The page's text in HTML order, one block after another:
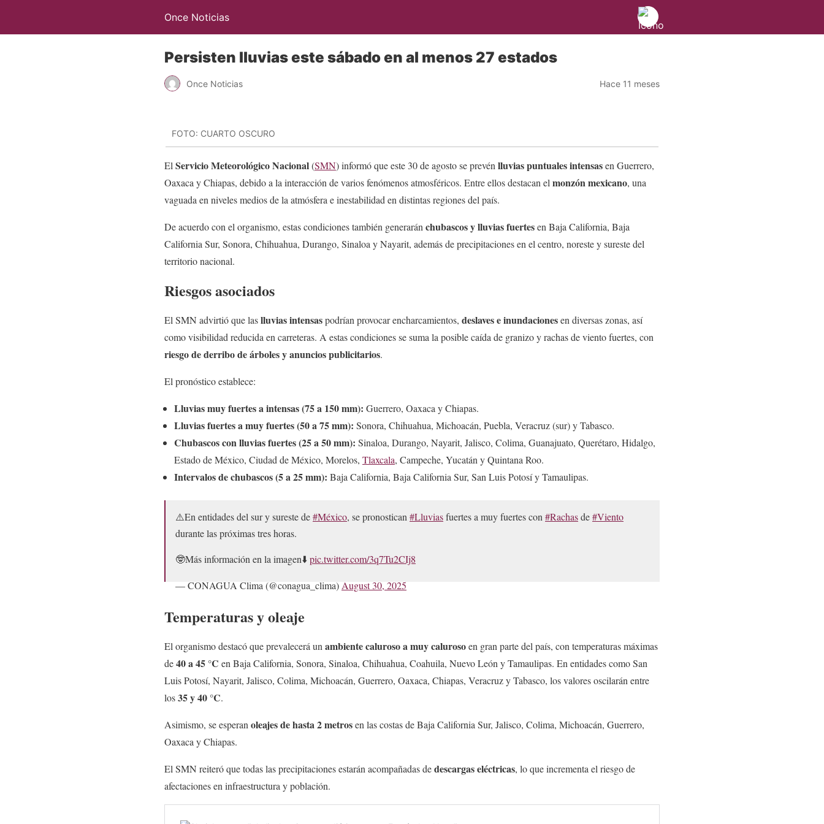
Once Noticias
Persisten lluvias este sábado en al menos 27 estados
Once Noticias Hace 11 meses
FOTO: CUARTO OSCURO
El Servicio Meteorológico Nacional(SMN) informó que este 30 de agosto se prevén lluvias puntuales intensasen Guerrero,
Oaxaca y Chiapas, debido a la interacción de varios fenómenos atmosféricos. Entre ellos destacan el monzón mexicano, una
vaguada en niveles medios de la atmósfera e inestabilidad en distintas regiones del país.
De acuerdo con el organismo, estas condiciones también generarán chubascos y lluvias fuertesen Baja California, Baja
California Sur, Sonora, Chihuahua, Durango, Sinaloa y Nayarit, además de precipitaciones en el centro, noreste y sureste del
territorio nacional.
Riesgos asociados
El SMN advirtió que laslluvias intensaspodrían provocar encharcamientos, deslaves e inundacionesen diversas zonas, así
como visibilidad reducida en carreteras. A estas condiciones se suma la posible caída de granizo y rachas de viento fuertes, con
riesgo de derribo de árboles y anuncios publicitarios.
El pronóstico establece:
Lluvias muy fuertes a intensas (75 a 150 mm): Guerrero, Oaxaca y Chiapas.
Lluvias fuertes a muy fuertes (50 a 75 mm): Sonora, Chihuahua, Michoacán, Puebla, Veracruz (sur) y Tabasco.
Chubascos con lluvias fuertes (25 a 50 mm): Sinaloa, Durango, Nayarit, Jalisco, Colima, Guanajuato, Querétaro, Hidalgo,
Estado de México, Ciudad de México, Morelos, Tlaxcala, Campeche, Yucatán y Quintana Roo.
Intervalos de chubascos (5 a 25 mm): Baja California, Baja California Sur, San Luis Potosí y Tamaulipas.
⚠️En entidades del sur y sureste de#México, se pronostican #Lluviasfuertes a muy fuertes con #Rachasde#Viento
durante las próximas tres horas.
🤓Más información en la imagen⬇️pic.twitter.com/3q7Tu2CIj8
— CONAGUA Clima (@conagua_clima) August 30, 2025
Temperaturas y oleaje
El organismo destacó que prevalecerá unambiente caluroso a muy calurosoen gran parte del país, con temperaturas máximas
de40 a 45 °C en Baja California, Sonora, Sinaloa, Chihuahua, Coahuila, Nuevo León y Tamaulipas. En entidades como San
Luis Potosí, Nayarit, Jalisco, Colima, Michoacán, Guerrero, Oaxaca, Chiapas, Veracruz y Tabasco, los valores oscilarán entre
los35 y 40 °C.
Asimismo, se esperanoleajes de hasta 2 metrosen las costas de Baja California Sur, Jalisco, Colima, Michoacán, Guerrero,
Oaxaca y Chiapas.
El SMN reiteró que todas las precipitaciones estarán acompañadas dedescargas eléctricas, lo que incrementa el riesgo de
afectaciones en infraestructura y población.